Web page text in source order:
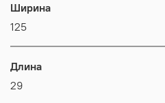
Ширина
125
Длина
29